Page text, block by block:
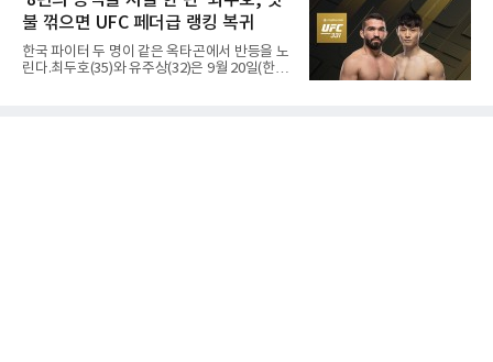
서 20.31ｍ를 던져 2위에 올랐다. 우승자 알레산
드로 보르헤스(브라질)와는 4㎝ 차이였다.기록
의 의미는 크다. 1986년 시작된 이 대회에서 한
국이 따낸 메달은 은 1개와 동 5개뿐이다. 1992
년 이진일(800ｍ)의 은메달 이후 박재홍, 박재
불 꺾으면 UFC 페더급 랭킹 복귀
한국 파이터 두 명이 같은 옥타곤에서 반등을 노
린다.최두호(35)와 유주상(32)은 9월 20일(한국